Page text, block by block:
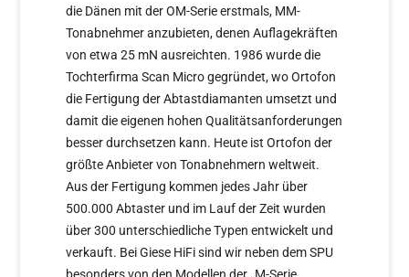
die Dänen mit der OM-Serie erstmals, MM-
Tonabnehmer anzubieten, denen Auflagekräften
von etwa 25 mN ausreichten. 1986 wurde die
Tochterfirma Scan Micro gegründet, wo Ortofon
die Fertigung der Abtastdiamanten umsetzt und
damit die eigenen hohen Qualitätsanforderungen
besser durchsetzen kann. Heute ist Ortofon der
größte Anbieter von Tonabnehmern weltweit.
Aus der Fertigung kommen jedes Jahr über
500.000 Abtaster und im Lauf der Zeit wurden
über 300 unterschiedliche Typen entwickelt und
verkauft. Bei Giese HiFi sind wir neben dem SPU